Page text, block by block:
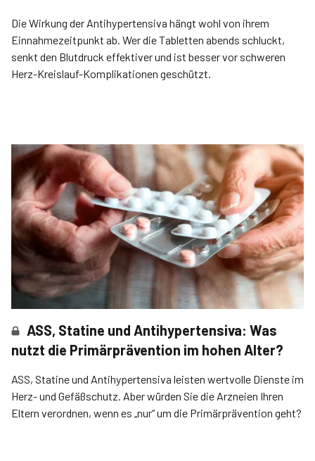
Die Wirkung der Antihypertensiva hängt wohl von ihrem
Einnahmezeitpunkt ab. Wer die Tabletten abends schluckt,
senkt den Blutdruck effektiver und ist besser vor schweren
Herz-Kreislauf-Komplikationen geschützt.
ASS, Statine und Antihypertensiva: Was
nutzt die Primärprävention im hohen Alter?
ASS, Statine und Antihypertensiva leisten wertvolle Dienste im
Herz- und Gefäßschutz. Aber würden Sie die Arzneien Ihren
Eltern verordnen, wenn es „nur“ um die Primärprävention geht?